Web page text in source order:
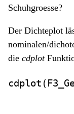
Schuhgroesse?
Der Dichteplot
nominalen/
die cdplot
cdplot